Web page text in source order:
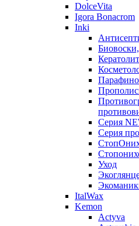
DolceVita
Igora Bonacrom
Inki
Серия
Серия
Уход
ItalWax
Kemon
Actyva